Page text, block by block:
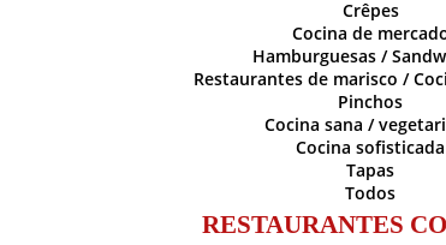
Crêpes
Cocina de
Hamburguesas /
Restaurantes de marisco /
Pinchos
Cocina sana /
Cocina sofisticada
Tapas
Todos
RESTAURANTES